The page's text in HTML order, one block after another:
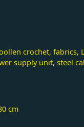
crochet, fabrics,
supply unit, steel
cm